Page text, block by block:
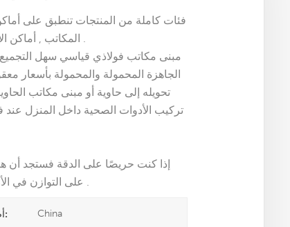
مبنى مكاتب فولاذي قياسي سهل التجميع
الجاهزة المحمولة والمحمولة بأسعار
تحويله إلى حاوية أو مبنى مكاتب
تركيب الأدوات الصحية داخل المنزل
إذا كنت حريصًا على الدقة فستجد أن
أصل المنتج: China